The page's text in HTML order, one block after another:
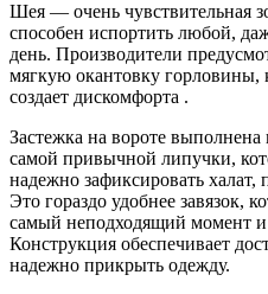
Шея — очень чувствительная
способен испортить любой,
день. Производители
мягкую окантовку горловины,
создает дискомфорта .
Застежка на вороте
самой привычной липучки,
надежно зафиксировать халат,
Это гораздо удобнее завязок,
самый неподходящий момент
Конструкция обеспечивает
надежно прикрыть одежду.